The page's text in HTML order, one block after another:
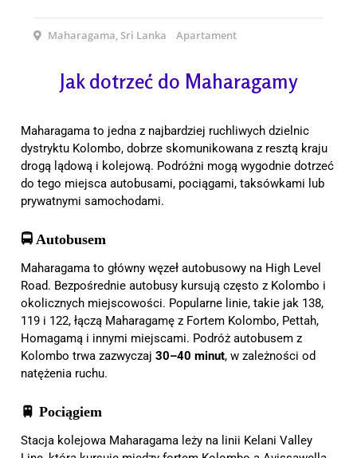
Maharagama, Sri Lanka Apartament
Jak dotrzeć do Maharagamy
Maharagama to jedna z najbardziej ruchliwych dzielnic
dystryktu Kolombo, dobrze skomunikowana z resztą kraju
drogą lądową i kolejową. Podróżni mogą wygodnie dotrzeć
do tego miejsca autobusami, pociągami, taksówkami lub
prywatnymi samochodami.
🚍 Autobusem
Maharagama to główny węzeł autobusowy na High Level
Road. Bezpośrednie autobusy kursują często z Kolombo i
okolicznych miejscowości. Popularne linie, takie jak 138,
119 i 122, łączą Maharagamę z Fortem Kolombo, Pettah,
Homagamą i innymi miejscami. Podróż autobusem z
Kolombo trwa zazwyczaj 30–40 minut, w zależności od
natężenia ruchu.
🚆 Pociągiem
Stacja kolejowa Maharagama leży na linii Kelani Valley